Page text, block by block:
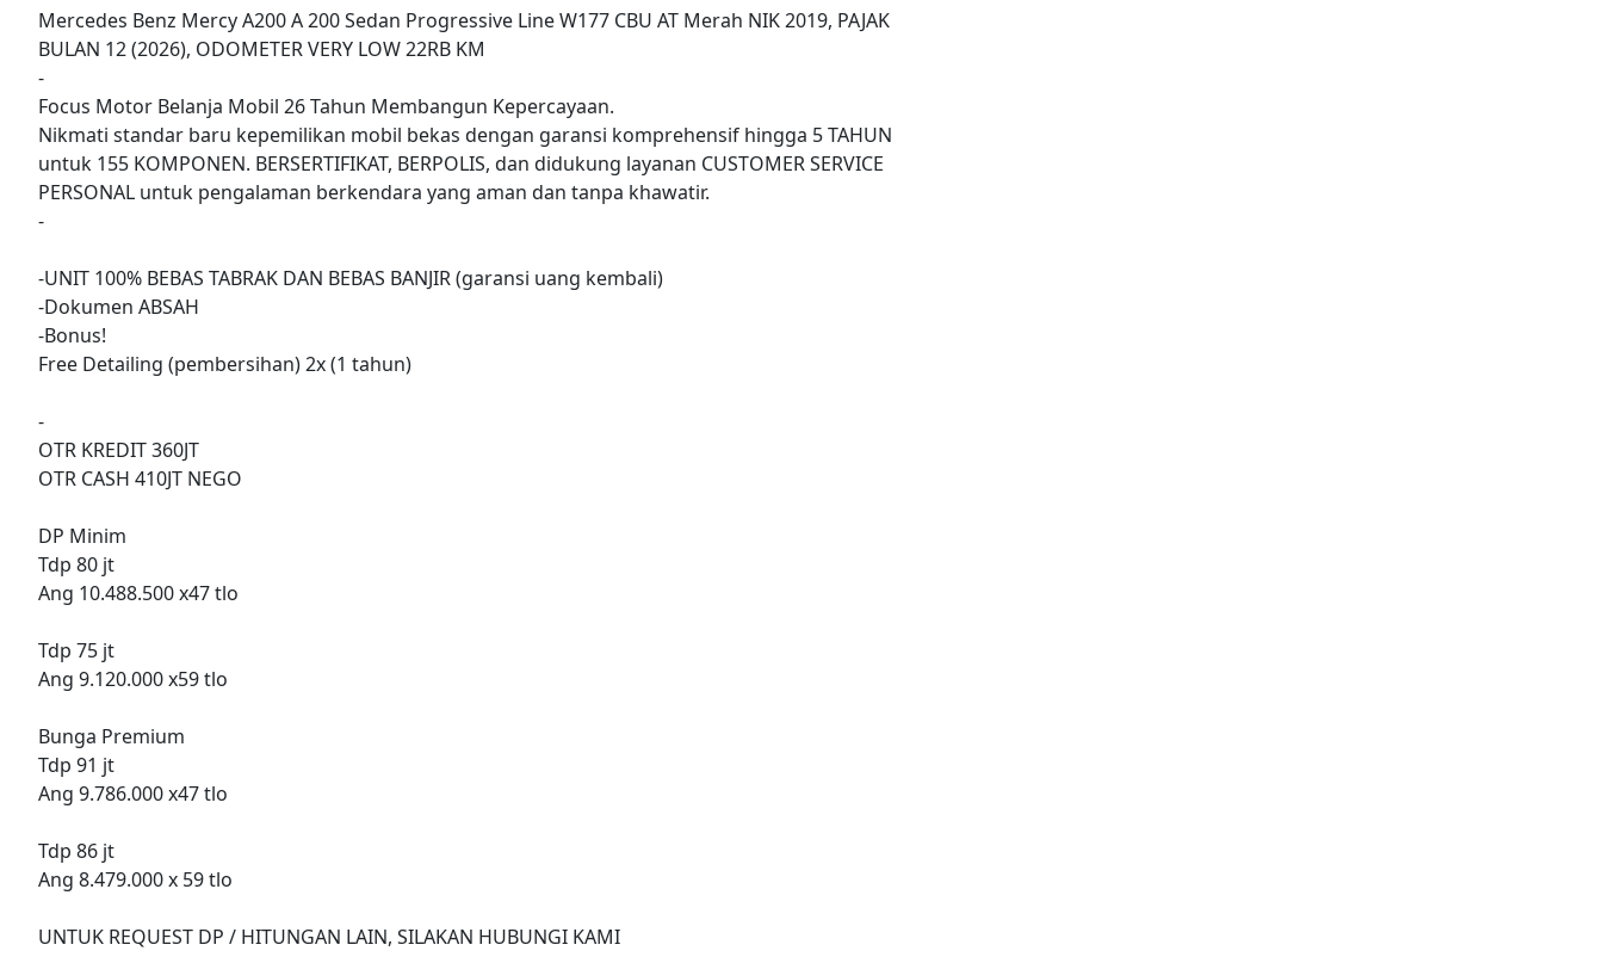
Mercedes Benz Mercy A200 A 200 Sedan Progressive Line W177 CBU AT Merah NIK 2019, PAJAK
BULAN 12 (2026), ODOMETER VERY LOW 22RB KM
-
Focus Motor Belanja Mobil 26 Tahun Membangun Kepercayaan.
Nikmati standar baru kepemilikan mobil bekas dengan garansi komprehensif hingga 5 TAHUN
untuk 155 KOMPONEN. BERSERTIFIKAT, BERPOLIS, dan didukung layanan CUSTOMER SERVICE
PERSONAL untuk pengalaman berkendara yang aman dan tanpa khawatir.
-
-UNIT 100% BEBAS TABRAK DAN BEBAS BANJIR (garansi uang kembali)
-Dokumen ABSAH
-Bonus!
Free Detailing (pembersihan) 2x (1 tahun)
-
OTR KREDIT 360JT
OTR CASH 410JT NEGO
DP Minim
Tdp 80 jt
Ang 10.488.500 x47 tlo
Tdp 75 jt
Ang 9.120.000 x59 tlo
Bunga Premium
Tdp 91 jt
Ang 9.786.000 x47 tlo
Tdp 86 jt
Ang 8.479.000 x 59 tlo
UNTUK REQUEST DP / HITUNGAN LAIN, SILAKAN HUBUNGI KAMI